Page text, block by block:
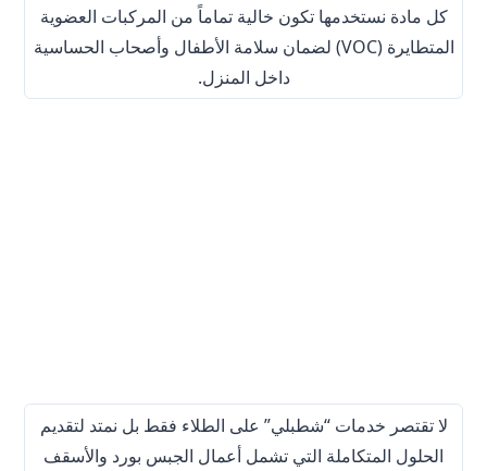
كل مادة نستخدمها تكون خالية تماماً من المركبات العضوية
المتطايرة (VOC) لضمان سلامة الأطفال وأصحاب الحساسية
داخل المنزل.
لا تقتصر خدمات “شطبلي” على الطلاء فقط بل نمتد لتقديم
الحلول المتكاملة التي تشمل أعمال الجبس بورد والأسقف